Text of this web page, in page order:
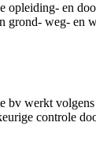
opleiding- en
weg- en
werkt
controle